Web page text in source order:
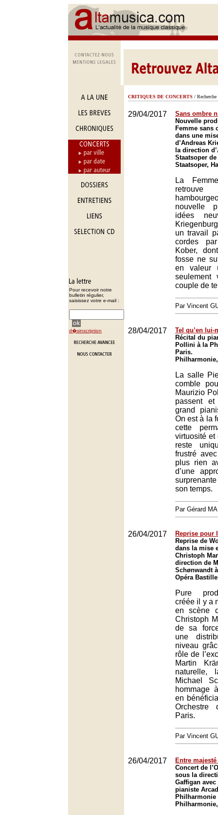
Pour recevoir notre
bulletin régulier,
saisissez votre e-mail :
d�sinscription
CRITIQUES DE CONCERTS / Recherche
29/04/2017
Sans ombre
Nouvelle
Femme sans
dans une
d’Andreas
la direction
Staatsoper
Staatsoper,
La
nouvelle
idées
un travail
cordes
Kober,
fosse ne
en valeur
seulement
couple de
Par Vincent
28/04/2017
Tel qu’en lui-
Récital du
Pollini à la
Paris.
La salle
comble
Maurizio
passent
grand
On est à la
cette
virtuosité et
reste
frustré
plus rien
d’une
son temps.
Par Gérard
26/04/2017
Reprise pour
Reprise de
dans la mise
Christoph
direction de
Schønwandt
Opéra
Pure
créée il y a
en scène
Christoph
de sa
une
niveau
rôle de
Martin
naturelle,
Michael
hommage
en
Orchestre
Paris.
Par Vincent
26/04/2017
Entre
Concert de
sous la
Gaffigan
pianiste
Philharmonie